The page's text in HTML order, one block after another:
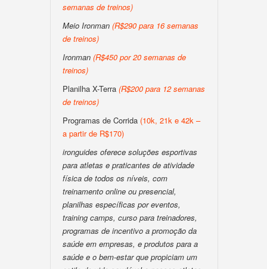
semanas de treinos)
Meio Ironman (R$290 para 16 semanas
de treinos)
Ironman (R$450 por 20 semanas de
treinos)
Planilha X-Terra (R$200 para 12 semanas
de treinos)
Programas de Corrida (10k, 21k e 42k –
a partir de R$170)
ironguides oferece soluções esportivas
para atletas e praticantes de atividade
física de todos os níveis, com
treinamento online ou presencial,
planilhas específicas por eventos,
training camps, curso para treinadores,
programas de incentivo a promoção da
saúde em empresas, e produtos para a
saúde e o bem-estar que propiciam um